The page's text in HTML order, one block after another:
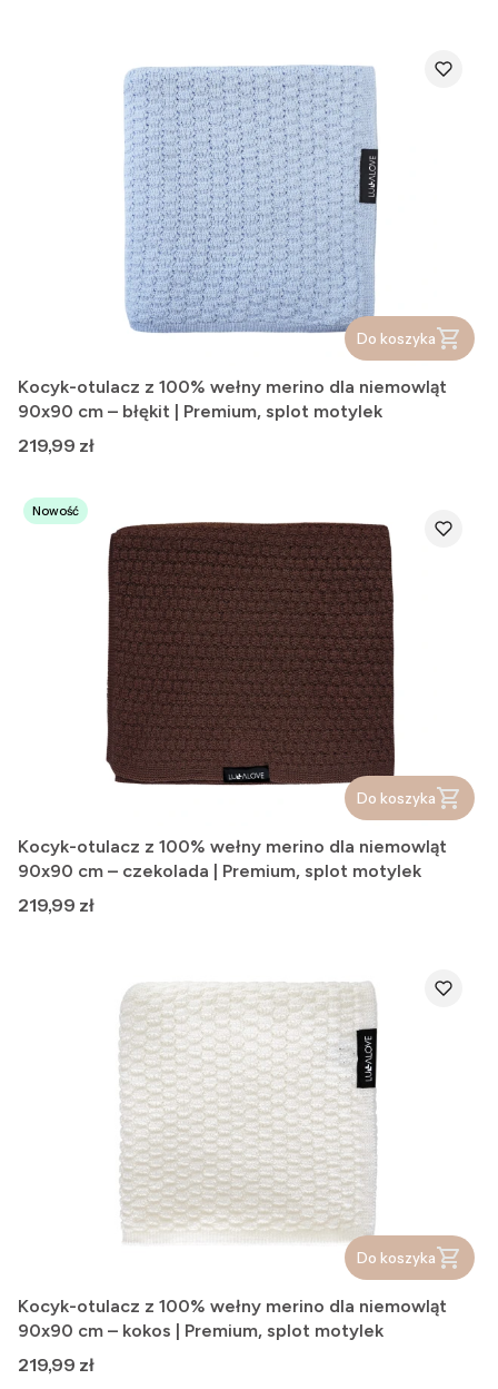
Do koszyka
Kocyk-otulacz z 100% wełny merino dla niemowląt
90x90 cm – błękit | Premium, splot motylek
Cena
219,99 zł
Nowość
Do koszyka
Kocyk-otulacz z 100% wełny merino dla niemowląt
90x90 cm – czekolada | Premium, splot motylek
Cena
219,99 zł
Do koszyka
Kocyk-otulacz z 100% wełny merino dla niemowląt
90x90 cm – kokos | Premium, splot motylek
Cena
219,99 zł